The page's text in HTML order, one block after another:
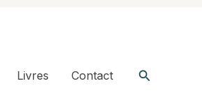
Livres Contact